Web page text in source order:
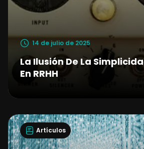
14 de julio de 2025
La Ilusión De La
En RRHH
Artículos